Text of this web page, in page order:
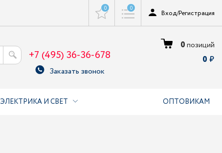
0 0
Вход/Регистрация
+7 (495) 36-36-678
Заказать звонок
0позиций
0
ЭЛЕКТРИКА И СВЕТ ОПТОВИКАМ